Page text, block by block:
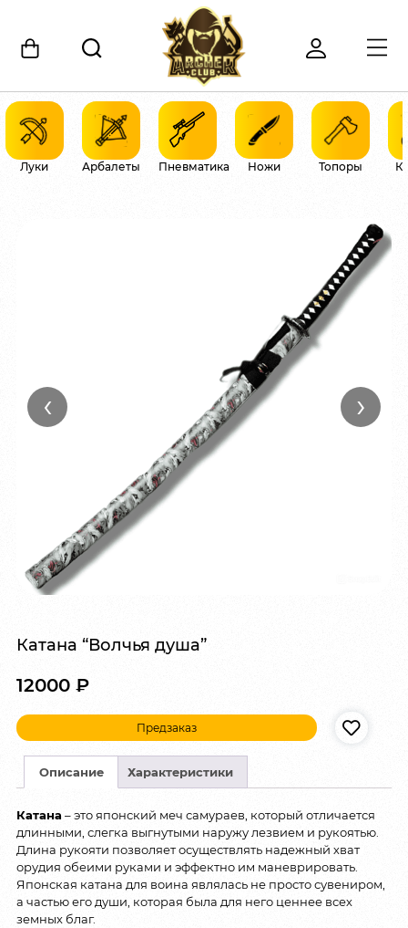
Луки Арбалеты Пневматика Ножи Топоры
‹ ›
Катана “Волчья душа”
12000 ₽
Предзаказ
Описание Характеристики
Катана – это японский меч самураев, который отличается
длинными, слегка выгнутыми наружу лезвием и рукоятью.
Длина рукояти позволяет осуществлять надежный хват
орудия обеими руками и эффектно им маневрировать.
Японская катана для воина являлась не просто сувениром,
а частью его души, которая была для него ценнее всех
земных благ.